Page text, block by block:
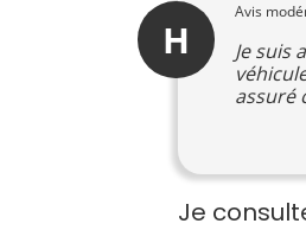
H
Avis
Je suis
assuré
Je